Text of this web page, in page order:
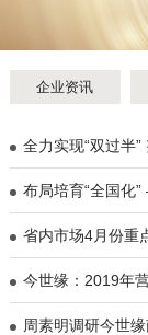
企业资讯
全力实现“双过半”
布局培育“全国化
省内市场4月份重
今世缘：2019年
周素明调研今世